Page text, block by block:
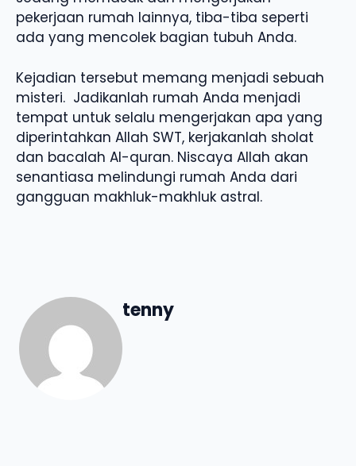
pekerjaan rumah lainnya, tiba-tiba seperti
ada yang mencolek bagian tubuh Anda.
Kejadian tersebut memang menjadi sebuah
misteri. Jadikanlah rumah Anda menjadi
tempat untuk selalu mengerjakan apa yang
diperintahkan Allah SWT, kerjakanlah sholat
dan bacalah Al-quran. Niscaya Allah akan
senantiasa melindungi rumah Anda dari
gangguan makhluk-makhluk astral.
tenny